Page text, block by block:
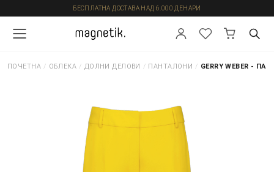
БЕСПЛАТНА ДОСТАВА НАД 6.000 ДЕНАРИ
ПОЧЕТНА / ОБЛЕКА / ДОЛНИ ДЕЛОВИ / ПАНТАЛОНИ / GERRY WEBER -